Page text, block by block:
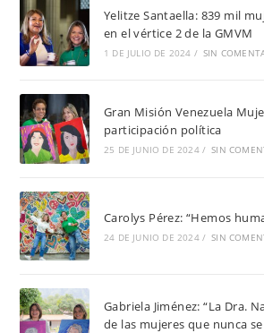
Yelitze Santaella: 839 mil
en el vértice 2 de la GMVM
1 DE JULIO DE 2024 / SIN
Gran Misión Venezuela
participación política
25 DE JUNIO DE 2024 / SIN
Carolys Pérez: “Hemos
24 DE JUNIO DE 2024 / SIN
Gabriela Jiménez: “La Dra.
de las mujeres que nunca se